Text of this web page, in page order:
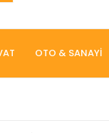
OTO & SANAYİ